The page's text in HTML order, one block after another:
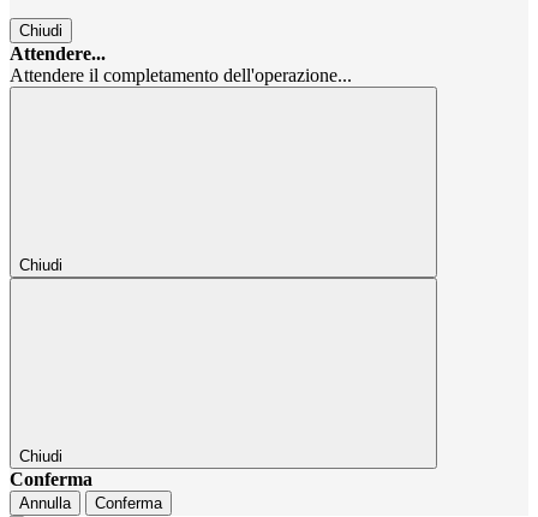
Chiudi
Attendere...
Attendere il completamento dell'operazione...
Chiudi
Chiudi
Conferma
Annulla Conferma